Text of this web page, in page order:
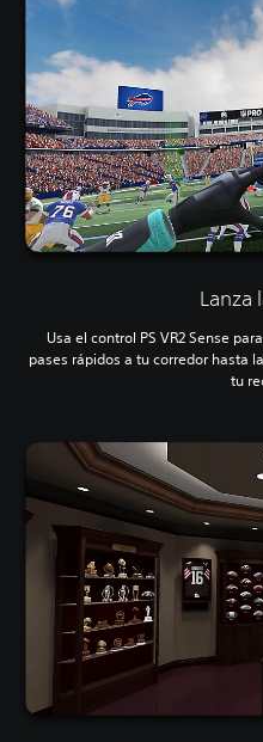
Lanza
Usa el control PS VR2 Sense
pases rápidos a tu corredor hasta
tu